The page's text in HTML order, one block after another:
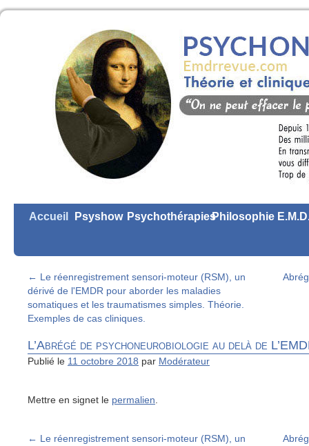
Accueil Psyshow PsychothérapiesPhilosophie
← Le réenregistrement sensori-moteur (RSM), un
dérivé de l'EMDR pour aborder les maladies
somatiques et les traumatismes simples. Théorie.
Exemples de cas cliniques.
L’Abrégé de psychoneurobiologie au delà de
Publié le 11 octobre 2018 par Modérateur
Mettre en signet le permalien
← Le réenregistrement sensori-moteur (RSM), un